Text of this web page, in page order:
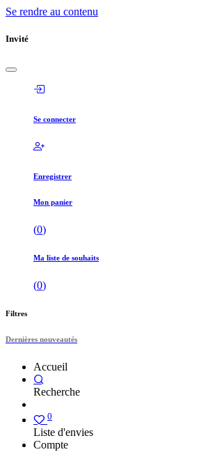
Se rendre au contenu
Invité
Se connecter
Enregistrer
Mon panier
(0)
Ma liste de souhaits
(0)
Filtres
Dernières nouveautés
Accueil
Recherche
0
Liste d'envies
Compte